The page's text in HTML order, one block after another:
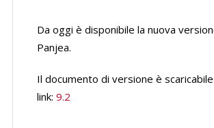
Da oggi è disponibile la nuova
Panjea.
Il documento di versione è
link: 9.2